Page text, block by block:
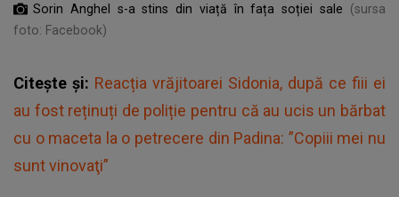
Sorin Anghel s-a stins din viață în fața soției sale
(sursa
foto: Facebook)
Citește și: Reacția vrăjitoarei Sidonia, după ce fiii ei
au fost reținuți de poliție pentru că au ucis un bărbat
cu o maceta la o petrecere din Padina: ”Copiii mei nu
sunt vinovaţi”